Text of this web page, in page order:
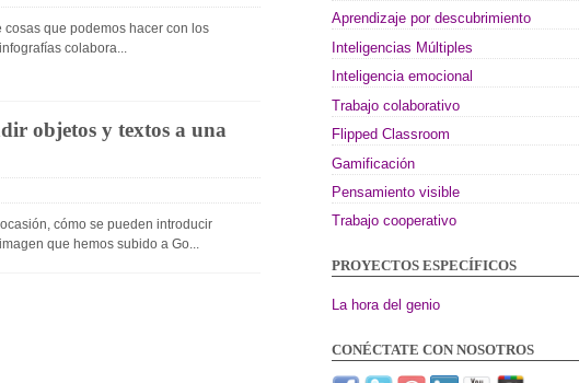
que podemos hacer con los
colabora...
objetos y textos a una
cómo se pueden introducir
que hemos subido a Go...
Aprendizaje por descubrimiento
Inteligencias Múltiples
Inteligencia emocional
Trabajo colaborativo
Flipped Classroom
Gamificación
Pensamiento visible
Trabajo cooperativo
PROYECTOS ESPECÍFICOS
La hora del genio
CONÉCTATE CON NOSOTROS